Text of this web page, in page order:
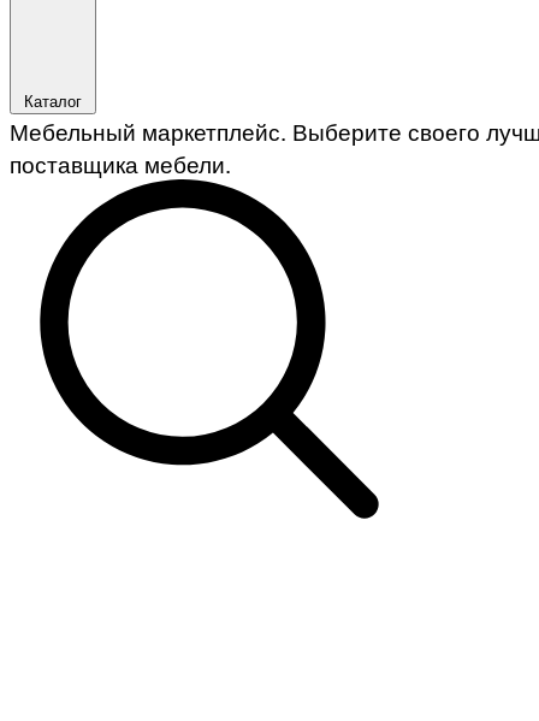
Каталог
Мебельный маркетплейс. Выберите своего
поставщика мебели.